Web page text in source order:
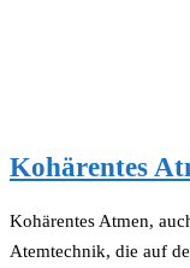
Kohärentes
Kohärentes Atmen,
Atemtechnik, die auf